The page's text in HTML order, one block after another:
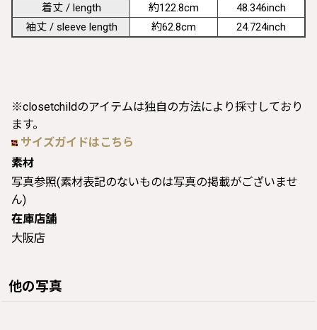
着丈 / length
約122.8cm
48.346inch
袖丈 / sleeve length
約62.8cm 24.724inch
※closetchildのアイテムは独自の方法により採寸しており
ます。
サイズガイドはこちら
素材
写真参照(素材表記のないものは写真の掲載がございませ
ん)
在庫店舗
大阪店
他の写真